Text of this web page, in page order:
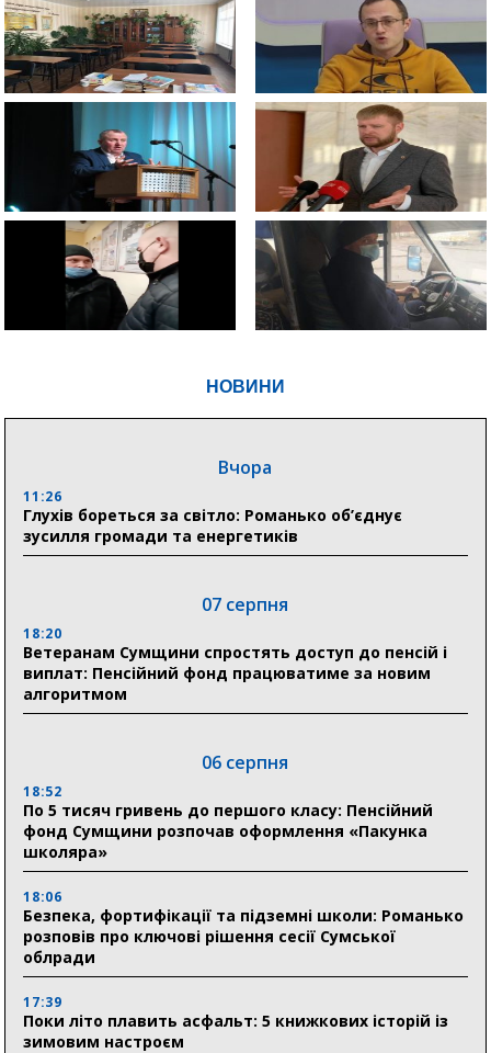
НОВИНИ
Вчора
11:26
Глухів бореться за світло: Романько об’єднує
зусилля громади та енергетиків
07 серпня
18:20
Ветеранам Сумщини спростять доступ до пенсій і
виплат: Пенсійний фонд працюватиме за новим
алгоритмом
06 серпня
18:52
По 5 тисяч гривень до першого класу: Пенсійний
фонд Сумщини розпочав оформлення «Пакунка
школяра»
18:06
Безпека, фортифікації та підземні школи: Романько
розповів про ключові рішення сесії Сумської
облради
17:39
Поки літо плавить асфальт: 5 книжкових історій із
зимовим настроєм